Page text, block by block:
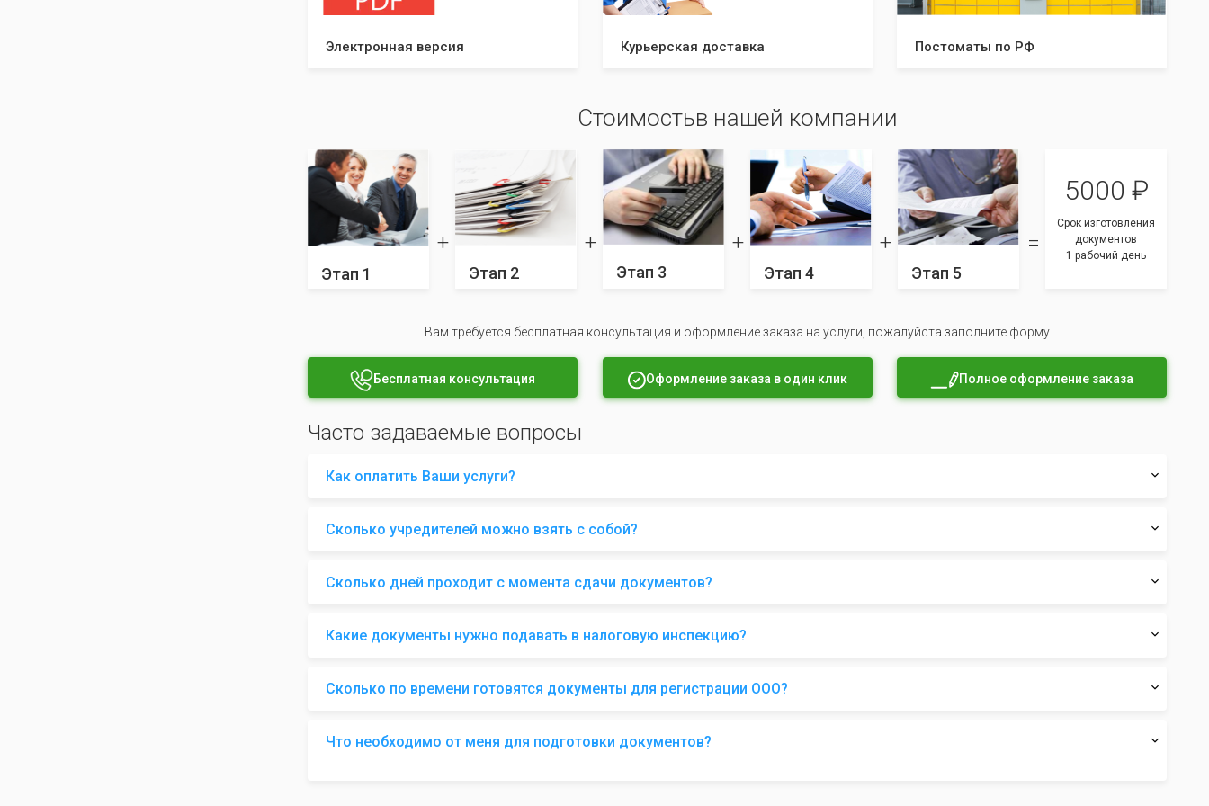
Электронная версия Курьерская доставка Постоматы по РФ
Стоимостьв нашей компании
Этап 1 Этап 2 Этап 3 Этап 4 Этап 5
5000 ₽
Срок изготовления
документов
1 рабочий день
Вам требуется бесплатная консультация и оформление заказа на услуги, пожалуйста заполните форму
Бесплатная консультация Оформление заказа в один клик Полное оформление заказа
Часто задаваемые вопросы
Как оплатить Ваши услуги?
Сколько учредителей можно взять с собой?
Сколько дней проходит с момента сдачи документов?
Какие документы нужно подавать в налоговую инспекцию?
Сколько по времени готовятся документы для регистрации ООО?
Что необходимо от меня для подготовки документов?